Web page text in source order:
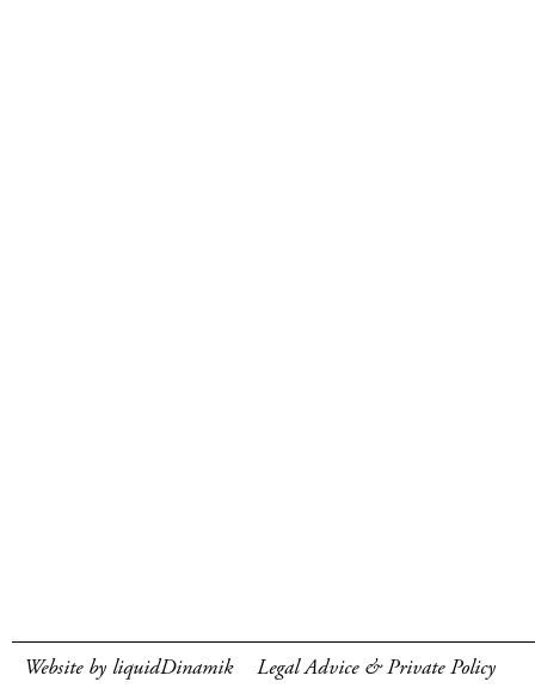
Website by liquidDinamik Legal Advice & Private Policy